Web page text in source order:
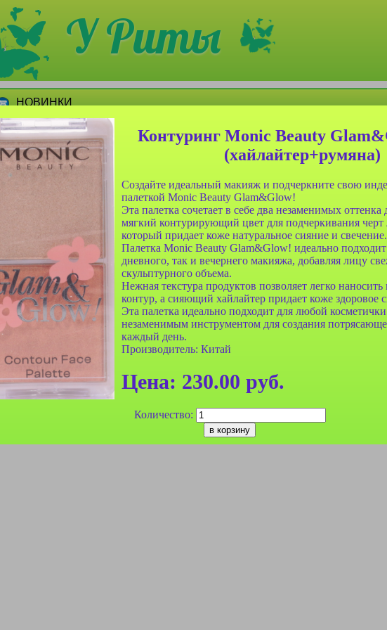
Контуринг Monic Beauty
(хайлайтер+румяна)
Создайте идеальный макияж и подчеркните свою
палеткой Monic Beauty Glam&Glow!
Эта палетка сочетает в себе два незаменимых оттенка
мягкий контурирующий цвет для подчеркивания черт
который придает коже натуральное сияние и свечение.
Палетка Monic Beauty Glam&Glow! идеально подходит
дневного, так и вечернего макияжа, добавляя лицу
скульптурного объема.
Нежная текстура продуктов позволяет легко
контур, а сияющий хайлайтер придает коже здоровое
Эта палетка идеально подходит для любой
незаменимым инструментом для создания
каждый день.
Производитель: Китай
Цена: 230.00 руб.
Количество:
У Риты
НОВИНКИ
1
Сумочка для ланч-бокса
Farres №BDH 001 двух
слойная Мультяшные
животные
Сумочка для ланч-бокса
Farres №BDH 002 двух
слойная Мультяшные
животные
1